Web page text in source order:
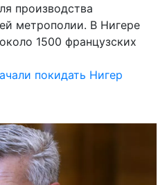
производства
метрополии. В Нигере
1500 французских
покидать Нигер